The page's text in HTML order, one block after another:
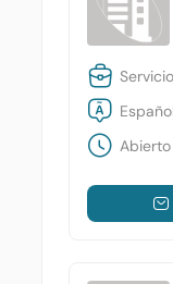
Español